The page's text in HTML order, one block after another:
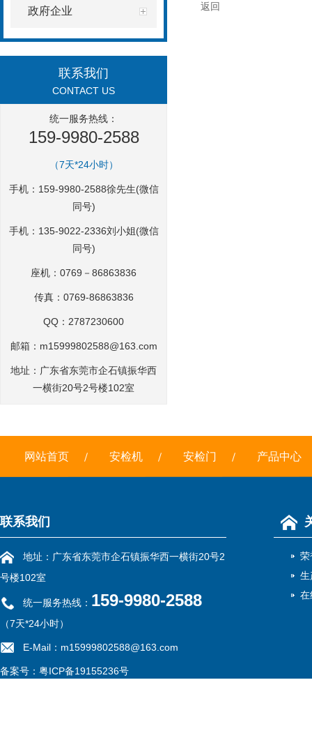
政府企业
联系我们
CONTACT US
统一服务热线：
159-9980-2588
（7天*24小时）
手机：159-9980-2588徐先生(微信
同号)
手机：135-9022-2336刘小姐(微信
同号)
座机：0769－86863836
传真：0769-86863836
QQ：2787230600
邮箱： m15999802588@163.com
地址：广东省东莞市企石镇振华西
一横街20号2号楼102室
返回
网站首页 安检机 安检门 产品中心
联系我们
地址：广东省东莞市企石镇振华西一横街20号2
号楼102室
统一服务热线： 159-9980-2588
（7天*24小时）
E-Mail：m15999802588@163.com
备案号： 粤ICP备19155236号
荣
生
在